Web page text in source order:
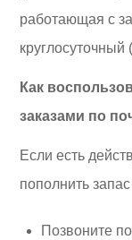
работающая с
Как
заказами по
Если есть
пополнить
Позвоните